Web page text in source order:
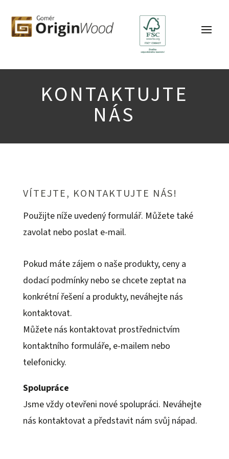
KONTAKTUJTE
NÁS
VÍTEJTE, KONTAKTUJTE NÁS!
Použijte níže uvedený formulář. Můžete také
zavolat nebo poslat e-mail.
Pokud máte zájem o naše produkty, ceny a
dodací podmínky nebo se chcete zeptat na
konkrétní řešení a produkty, neváhejte nás
kontaktovat.
Můžete nás kontaktovat prostřednictvím
kontaktního formuláře, e-mailem nebo
telefonicky.
Spolupráce
Jsme vždy otevřeni nové spolupráci. Neváhejte
nás kontaktovat a představit nám svůj nápad.